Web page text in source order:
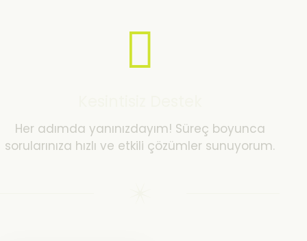
Her adımda yanınızdayım! Süreç boyunca
sorularınıza hızlı ve etkili çözümler sunuyorum.